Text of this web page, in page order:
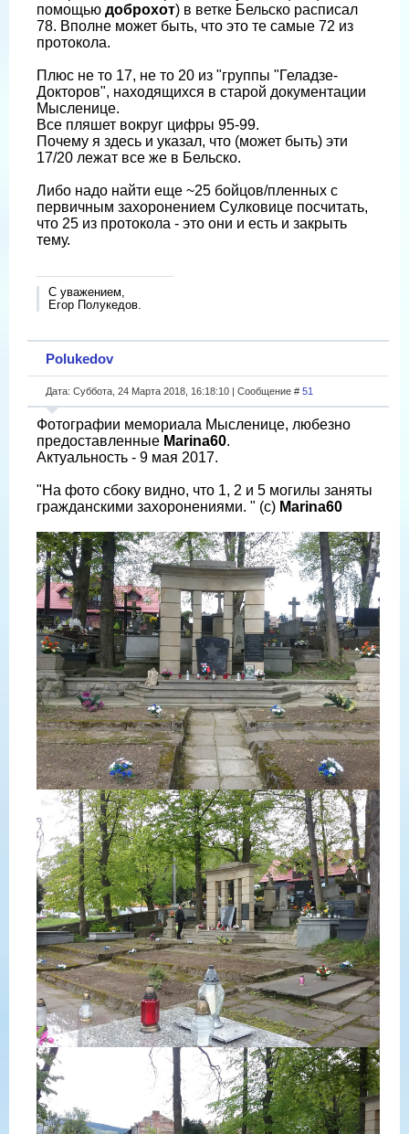
помощью доброхот) в ветке Бельско расписал
78. Вполне может быть, что это те самые 72 из
протокола.
Плюс не то 17, не то 20 из "группы "Геладзе-
Докторов", находящихся в старой документации
Мысленице.
Все пляшет вокруг цифры 95-99.
Почему я здесь и указал, что (может быть) эти
17/20 лежат все же в Бельско.
Либо надо найти еще ~25 бойцов/пленных с
первичным захоронением Сулковице посчитать,
что 25 из протокола - это они и есть и закрыть
тему.
С уважением,
Егор Полукедов.
Polukedov
Дата: Суббота, 24 Марта 2018, 16:18:10 | Сообщение # 51
Фотографии мемориала Мысленице, любезно
предоставленные Marina60.
Актуальность - 9 мая 2017.
"На фото сбоку видно, что 1, 2 и 5 могилы заняты
гражданскими захоронениями. " (с) Marina60